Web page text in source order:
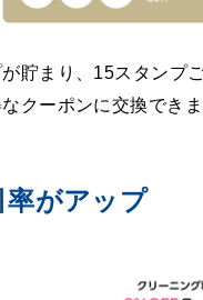
貯まり、15スタンプ
クーポンに交換できま
率がアップ